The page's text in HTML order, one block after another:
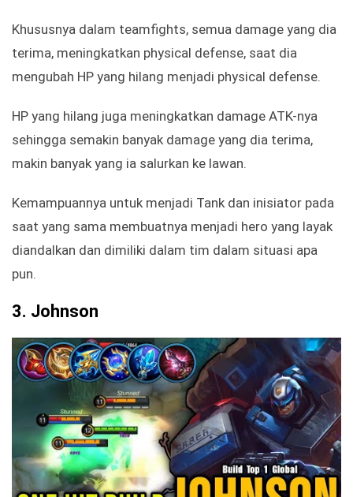
Khususnya dalam teamfights, semua damage yang dia
terima, meningkatkan physical defense, saat dia
mengubah HP yang hilang menjadi physical defense.
HP yang hilang juga meningkatkan damage ATK-nya
sehingga semakin banyak damage yang dia terima,
makin banyak yang ia salurkan ke lawan.
Kemampuannya untuk menjadi Tank dan inisiator pada
saat yang sama membuatnya menjadi hero yang layak
diandalkan dan dimiliki dalam tim dalam situasi apa
pun.
3. Johnson